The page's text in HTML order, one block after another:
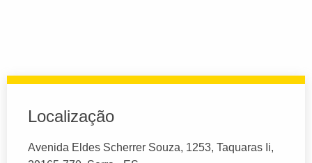
Localização
Avenida Eldes Scherrer Souza, 1253, Taquaras Ii,